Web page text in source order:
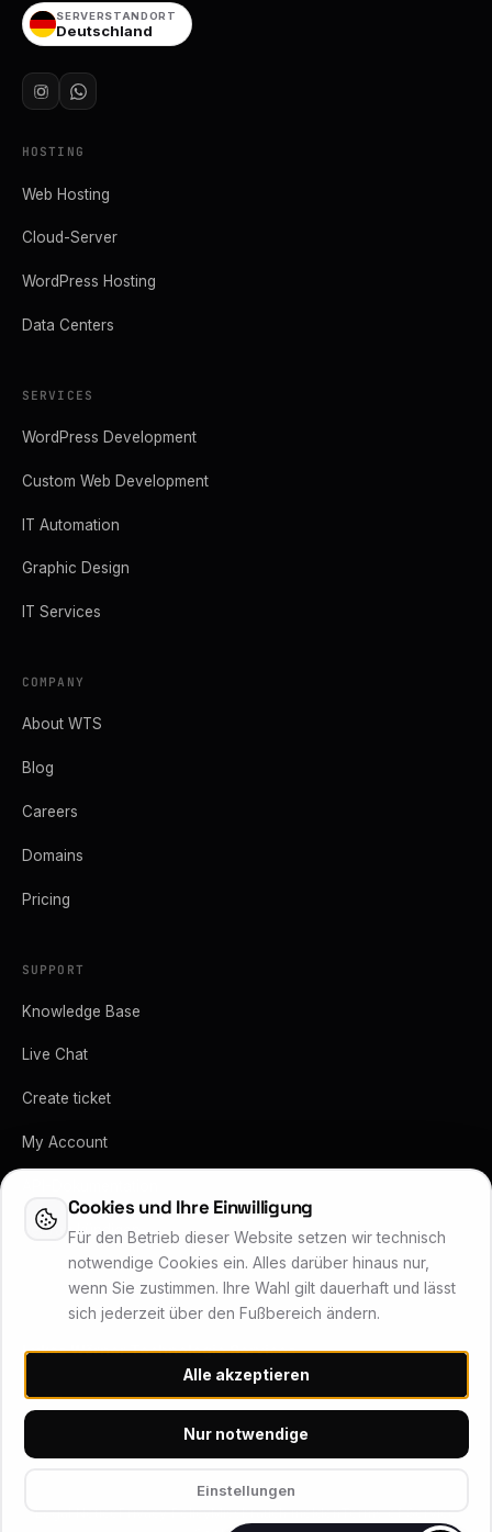
SERVERSTANDORT
Deutschland
HOSTING
Web Hosting
Cloud-Server
WordPress Hosting
Data Centers
SERVICES
WordPress Development
Custom Web Development
IT Automation
Graphic Design
IT Services
COMPANY
About WTS
Blog
Careers
Domains
Pricing
SUPPORT
Knowledge Base
Live Chat
Create ticket
My Account
Vertrag kündigen
Lukas Wärner Technologie Services
Inhaber Lukas Wärner · Friedrich-Stoer-Straße 6 · 90537 Feucht
Systemstatus
vorbehalten
Cookies und Ihre Einwilligung
Für den Betrieb dieser Website setzen wir technisch
notwendige Cookies ein. Alles darüber hinaus nur,
wenn Sie zustimmen. Ihre Wahl gilt dauerhaft und lässt
sich jederzeit über den Fußbereich ändern.
Alle akzeptieren
Nur notwendige
Einstellungen